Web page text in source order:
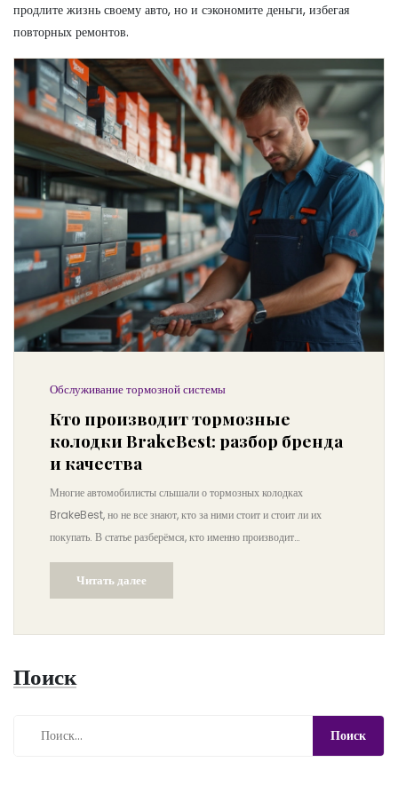
продлите жизнь своему авто, но и сэкономите деньги, избегая
повторных ремонтов.
Обслуживание тормозной системы
Кто производит тормозные
колодки BrakeBest: разбор бренда
и качества
Многие автомобилисты слышали о тормозных колодках
BrakeBest, но не все знают, кто за ними стоит и стоит ли их
покупать. В статье разберёмся, кто именно производит
BrakeBest, откуда их доставляют и насколько они надежны для
разных автомобилей. Обсудим любопытные факты о
поставщиках, разницу между линиями продукции и дадим советы
Читать далее
Поиск